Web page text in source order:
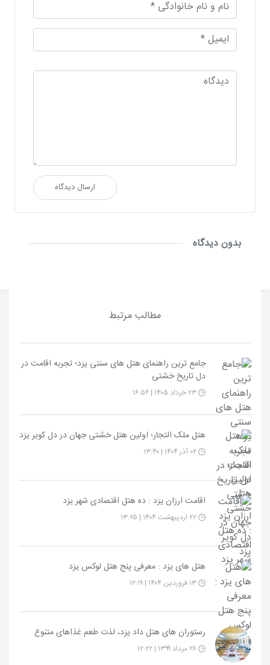
ارسال دیدگاه
بدون دیدگاه
مطالب مرتبط
جامع ترین راهنمای هتل های سنتی یزد؛ تجربه اقامت در
دل تاریخ خشتی
هتل ملک التجار؛ اولین هتل خشتی جهان در دل کویر یزد
اقامت ارزان یزد : ده هتل اقتصادی شهر یزد
هتل های یزد : معرفی پنج هتل لوکس یزد
رستوران های هتل داد یزد، لذت طعم غذاهای متنوع